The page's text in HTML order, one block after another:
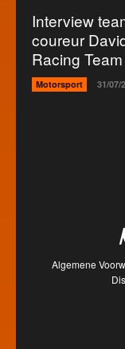
Interview
coureur
Racing Team
Motorsport 31/07/
Algemene